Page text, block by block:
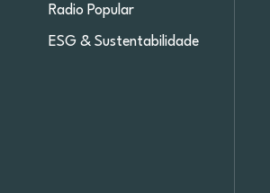
Radio Popular
ESG & Sustentabilidade